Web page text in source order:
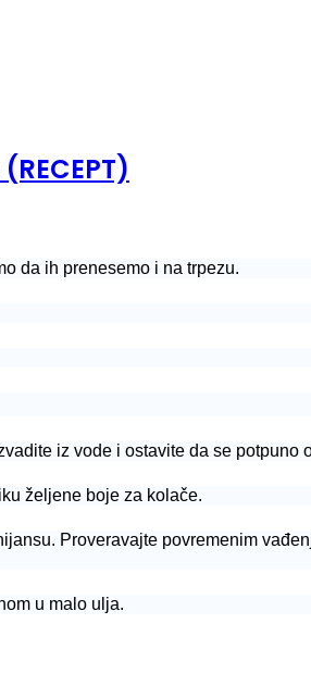
da ih prenesemo i na trpezu.
iz vode i ostavite da se potpuno
željene boje za kolače.
Proveravajte povremenim
u malo ulja.